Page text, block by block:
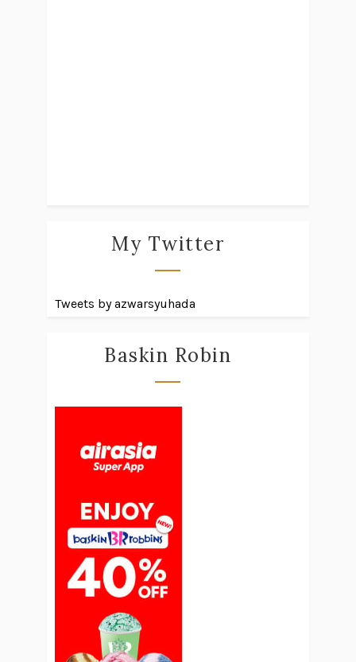
My Twitter
Tweets by azwarsyuhada
Baskin Robin